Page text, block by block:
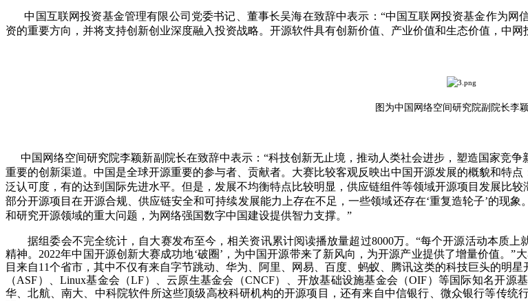
中国互联网投资基金管理有限公司党委书记、董事长吴海在致辞中表示：“中国互联网投资基金作为
资的重要方向，并将支持创新创业深度融入投资战略。开源软件具有创新价值、产业价值和生态价值，中
图为中国网络空间研究院副院长李颖
中国网络空间研究院李颖新副院长在致辞中表示：“科技创新无止境，推动人类社会进步，塑造国家竞
重要的创新渠道。中国是全球开源重要的参与者、贡献者。大赛比较客观反映出中国开源发展的概貌和特
泛认可度，有的达到国际先进水平。但是，发展不均衡特点比较明显，供应链组件等领域开源项目发展比
部分开源项目在开源合规、供应链安全和可持续发展能力上存在不足，一些领域还存在‘重复造轮子’的现
和研究开源领域的重大问题，为网络强国数字中国建设提供智力支撑。”
据组委会不完全统计，自大赛发布至今，相关资讯累计阅读播放量超过8000万。“每个开源活动本质上
精神。2022年中国开源创新大赛成功地‘破圈’，为中国开源带来了新风向，为开源产业提供了增量价值。
目来自11个省市，其中不仅有来自字节跳动、华为、阿里、网易、百度、蚂蚁、腾讯这类的科技巨头的明
（ASF）、Linux基金会（LF）、云原生基金会（CNCF）、开放基础设施基金会（OIF）等国际知名开
华、北航、南大、中科院软件所这些顶级高校科研机构的开源项目，还有来自中信银行、微众银行等传